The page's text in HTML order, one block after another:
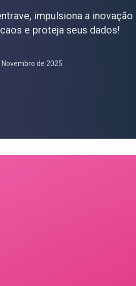
impulsiona a inovação
e proteja seus dados!
Novembro de 2025